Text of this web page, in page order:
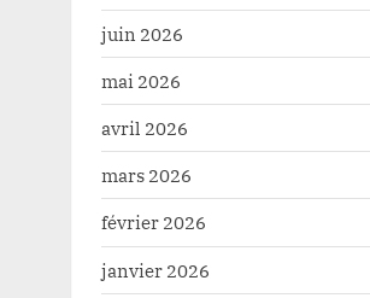
juin 2026
mai 2026
avril 2026
mars 2026
février 2026
janvier 2026